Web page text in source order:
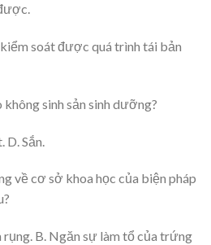
soát được quá trình tái bản
sinh sản sinh dưỡng?
D. Sắn.
về cơ sở khoa học của biện pháp
B. Ngăn sự làm tổ của trứng